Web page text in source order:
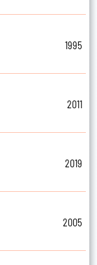
1995
2011
2019
2005